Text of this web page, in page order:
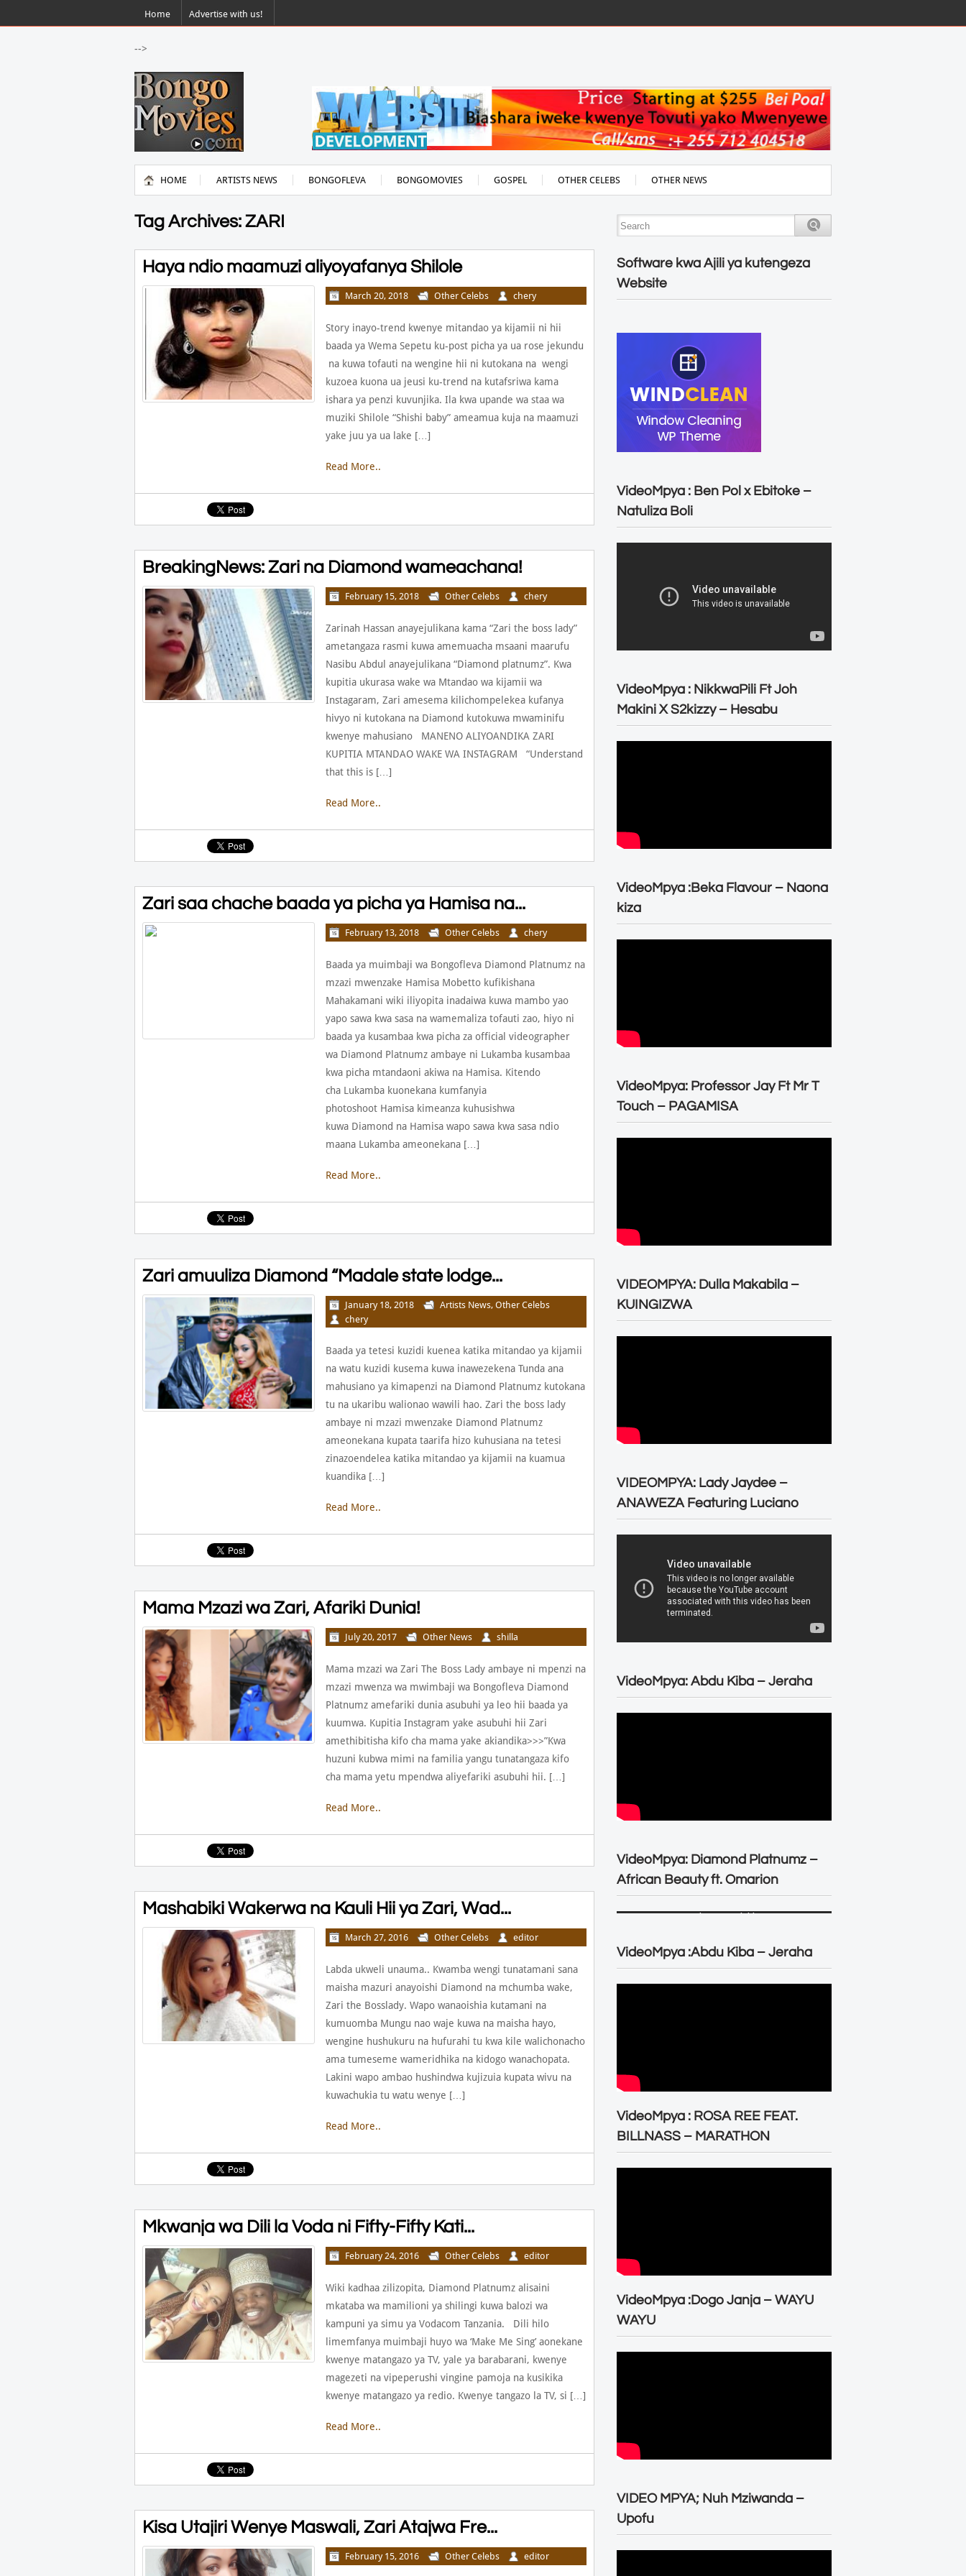
Home Advertise with us!
-->
HOME ARTISTS NEWS BONGOFLEVA BONGOMOVIES GOSPEL OTHER CELEBS OTHER NEWS
Tag Archives: ZARI
Haya ndio maamuzi aliyoyafanya Shilole
March 20, 2018 Other Celebs chery
Story inayo-trend kwenye mitandao ya kijamii ni hii
baada ya Wema Sepetu ku-post picha ya ua rose jekundu
na kuwa tofauti na wengine hii ni kutokana na wengi
kuzoea kuona ua jeusi ku-trend na kutafsriwa kama
ishara ya penzi kuvunjika. Ila kwa upande wa staa wa
muziki Shilole “Shishi baby” ameamua kuja na maamuzi
yake juu ya ua lake […]
Read More..
BreakingNews: Zari na Diamond wameachana!
February 15, 2018 Other Celebs chery
Zarinah Hassan anayejulikana kama “Zari the boss lady”
ametangaza rasmi kuwa amemuacha msaani maarufu
Nasibu Abdul anayejulikana “Diamond platnumz”. Kwa
kupitia ukurasa wake wa Mtandao wa kijamii wa
Instagaram, Zari amesema kilichompelekea kufanya
hivyo ni kutokana na Diamond kutokuwa mwaminifu
kwenye mahusiano MANENO ALIYOANDIKA ZARI
KUPITIA MTANDAO WAKE WA INSTAGRAM “Understand
that this is […]
Read More..
Zari saa chache baada ya picha ya Hamisa na...
February 13, 2018 Other Celebs chery
Baada ya muimbaji wa Bongofleva Diamond Platnumz na
mzazi mwenzake Hamisa Mobetto kufikishana
Mahakamani wiki iliyopita inadaiwa kuwa mambo yao
yapo sawa kwa sasa na wamemaliza tofauti zao, hiyo ni
baada ya kusambaa kwa picha za official videographer
wa Diamond Platnumz ambaye ni Lukamba kusambaa
kwa picha mtandaoni akiwa na Hamisa. Kitendo
cha Lukamba kuonekana kumfanyia
photoshoot Hamisa kimeanza kuhusishwa
kuwa Diamond na Hamisa wapo sawa kwa sasa ndio
maana Lukamba ameonekana […]
Read More..
Zari amuuliza Diamond “Madale state lodge...
January 18, 2018 Artists News, Other Celebs
chery
Baada ya tetesi kuzidi kuenea katika mitandao ya kijamii
na watu kuzidi kusema kuwa inawezekena Tunda ana
mahusiano ya kimapenzi na Diamond Platnumz kutokana
tu na ukaribu walionao wawili hao. Zari the boss lady
ambaye ni mzazi mwenzake Diamond Platnumz
ameonekana kupata taarifa hizo kuhusiana na tetesi
zinazoendelea katika mitandao ya kijamii na kuamua
kuandika […]
Read More..
Mama Mzazi wa Zari, Afariki Dunia!
July 20, 2017 Other News shilla
Mama mzazi wa Zari The Boss Lady ambaye ni mpenzi na
mzazi mwenza wa mwimbaji wa Bongofleva Diamond
Platnumz amefariki dunia asubuhi ya leo hii baada ya
kuumwa. Kupitia Instagram yake asubuhi hii Zari
amethibitisha kifo cha mama yake akiandika>>>”Kwa
huzuni kubwa mimi na familia yangu tunatangaza kifo
cha mama yetu mpendwa aliyefariki asubuhi hii. […]
Read More..
Mashabiki Wakerwa na Kauli Hii ya Zari, Wad...
March 27, 2016 Other Celebs editor
Labda ukweli unauma.. Kwamba wengi tunatamani sana
maisha mazuri anayoishi Diamond na mchumba wake,
Zari the Bosslady. Wapo wanaoishia kutamani na
kumuomba Mungu nao waje kuwa na maisha hayo,
wengine hushukuru na hufurahi tu kwa kile walichonacho
ama tumeseme wameridhika na kidogo wanachopata.
Lakini wapo ambao hushindwa kujizuia kupata wivu na
kuwachukia tu watu wenye […]
Read More..
Mkwanja wa Dili la Voda ni Fifty-Fifty Kati...
February 24, 2016 Other Celebs editor
Wiki kadhaa zilizopita, Diamond Platnumz alisaini
mkataba wa mamilioni ya shilingi kuwa balozi wa
kampuni ya simu ya Vodacom Tanzania. Dili hilo
limemfanya muimbaji huyo wa ‘Make Me Sing’ aonekane
kwenye matangazo ya TV, yale ya barabarani, kwenye
magezeti na vipeperushi vingine pamoja na kusikika
kwenye matangazo ya redio. Kwenye tangazo la TV, si […]
Read More..
Kisa Utajiri Wenye Maswali, Zari Atajwa Fre...
February 15, 2016 Other Celebs editor
Software kwa Ajili ya kutengeza
Website
VideoMpya : Ben Pol x Ebitoke –
Natuliza Boli
VideoMpya : NikkwaPili Ft Joh
Makini X S2kizzy – Hesabu
VideoMpya :Beka Flavour – Naona
kiza
VideoMpya: Professor Jay Ft Mr T
Touch – PAGAMISA
VIDEOMPYA: Dulla Makabila –
KUINGIZWA
VIDEOMPYA: Lady Jaydee –
ANAWEZA Featuring Luciano
VideoMpya: Abdu Kiba – Jeraha
VideoMpya: Diamond Platnumz –
African Beauty ft. Omarion
VideoMpya :Abdu Kiba – Jeraha
VideoMpya : ROSA REE FEAT.
BILLNASS – MARATHON
VideoMpya :Dogo Janja – WAYU
WAYU
VIDEO MPYA; Nuh Mziwanda –
Upofu